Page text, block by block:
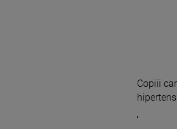
Copiii